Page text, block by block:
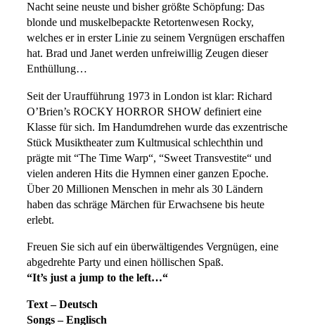
Nacht seine neuste und bisher größte Schöpfung: Das
blonde und muskelbepackte Retortenwesen Rocky,
welches er in erster Linie zu seinem Vergnügen erschaffen
hat. Brad und Janet werden unfreiwillig Zeugen dieser
Enthüllung…
Seit der Uraufführung 1973 in London ist klar: Richard
O’Brien’s ROCKY HORROR SHOW definiert eine
Klasse für sich. Im Handumdrehen wurde das exzentrische
Stück Musiktheater zum Kultmusical schlechthin und
prägte mit “The Time Warp“, “Sweet Transvestite“ und
vielen anderen Hits die Hymnen einer ganzen Epoche.
Über 20 Millionen Menschen in mehr als 30 Ländern
haben das schräge Märchen für Erwachsene bis heute
erlebt.
Freuen Sie sich auf ein überwältigendes Vergnügen, eine
abgedrehte Party und einen höllischen Spaß.
“It’s just a jump to the left…“
Text – Deutsch
Songs – Englisch